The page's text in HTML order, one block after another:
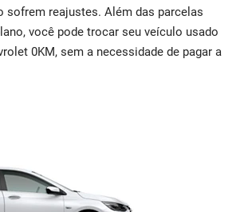
sofrem reajustes. Além das parcelas
você pode trocar seu veículo usado
0KM, sem a necessidade de pagar a